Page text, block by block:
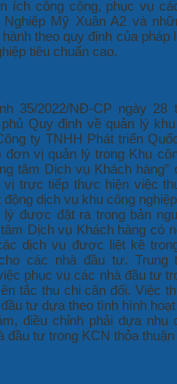
ích công cộng, phục vụ
Nghiệp Mỹ Xuân A2 và
theo quy định của pháp
tiêu chuẩn cao.
35/2022/NĐ-CP ngày 28
Quy định về quản lý
ty TNHH Phát triển
đơn vị quản lý trong Khu
tâm Dịch vụ Khách
vị trực tiếp thực hiện việc
dịch vụ khu công
lý được đặt ra trong bản
Dịch vụ Khách hàng có
dịch vụ được liệt kê
các nhà đầu tư. Trung
phục vụ các nhà đầu tư
tắc thu chi cân đối. Việc
tư dựa theo tình hình
điều chỉnh phải dựa nhu
đầu tư trong KCN thỏa thuận